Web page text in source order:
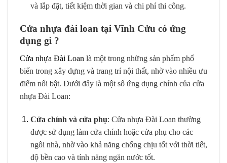
và lắp đặt, tiết kiệm thời gian và chi phí thi công.
Cửa nhựa đài loan tại Vĩnh Cửu có ứng
dụng gì ?
Cửa nhựa Đài Loan là một trong những sản phẩm phổ
biến trong xây dựng và trang trí nội thất, nhờ vào nhiều ưu
điểm nổi bật. Dưới đây là một số ứng dụng chính của cửa
nhựa Đài Loan:
Cửa chính và cửa phụ: Cửa nhựa Đài Loan thường
được sử dụng làm cửa chính hoặc cửa phụ cho các
ngôi nhà, nhờ vào khả năng chống chịu tốt với thời tiết,
độ bền cao và tính năng ngăn nước tốt.